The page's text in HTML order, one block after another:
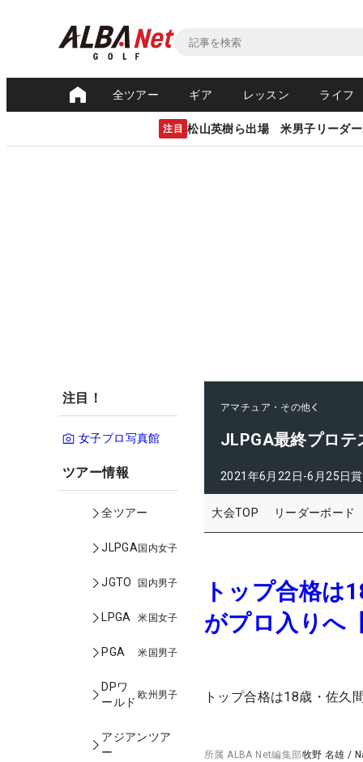
全ツアー ギア レッスン ライフ
注目 松山英樹ら出場 米男子リーダ
注目！
女子プロ写真館
ツアー情報
全ツアー
JLPGA国内女子
JGTO 国内男子
LPGA 米国女子
PGA 米国男子
DPワ
ールド
欧州男子
アジアンツア
ー
アマチュア・その他
JLPGA最終プロテ
2021年6月22日-6月25日
大会TOP リーダーボード
トップ合格
がプロ入りへ
トップ合格は18歳・佐
所属ALBA Net編集部牧野 名雄 /